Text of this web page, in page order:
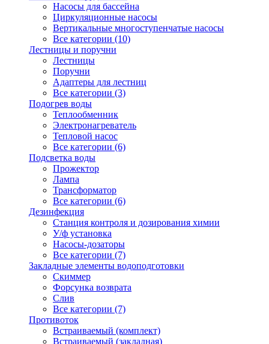
Насосы для бассейна
Циркуляционные насосы
Вертикальные многоступенчатые насосы
Все категории (10)
Лестницы и поручни
Лестницы
Поручни
Адаптеры для лестниц
Все категории (3)
Подогрев воды
Теплообменник
Электронагреватель
Тепловой насос
Все категории (6)
Подсветка воды
Прожектор
Лампа
Трансформатор
Все категории (6)
Дезинфекция
Станция контроля и дозирования химии
У/ф установка
Насосы-дозаторы
Все категории (7)
Закладные элементы водоподготовки
Скиммер
Форсунка возврата
Слив
Все категории (7)
Противоток
Встраиваемый (комплект)
Встраиваемый (закладная)